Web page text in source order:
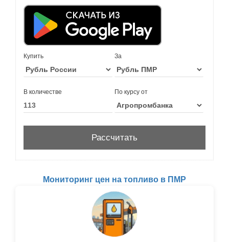
Купить За
В количестве По курсу от
Мониторинг цен на топливо в ПМР